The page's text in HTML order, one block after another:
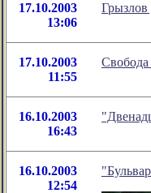
17.10.2003
13:06
Грызлов
17.10.2003
11:55
Свобода
16.10.2003
16:43
16.10.2003
12:54